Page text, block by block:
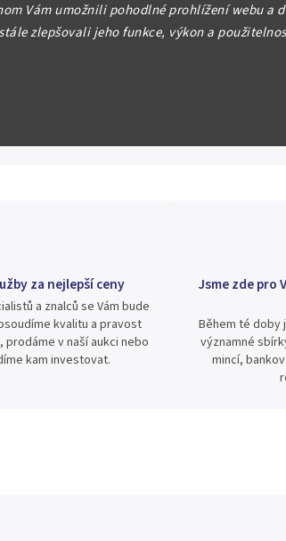
Vám umožnili pohodlné prohlížení webu a
zlepšovali jeho funkce, výkon a
za nejlepší ceny
a znalců se Vám bude
kvalitu a pravost
prodáme v naší aukci nebo
kam investovat.
Jsme zde pro
Během té doby
významné
mincí,